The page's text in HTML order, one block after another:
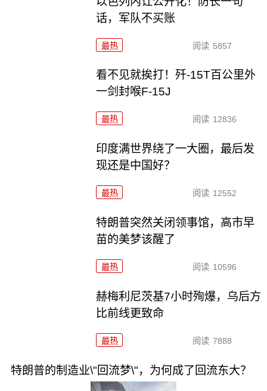
话，军队不买账
最热 阅读 5857
看不见就挨打！歼-15T百公里外
一剑封喉F-15J
最热 阅读 12836
印度满世界绕了一大圈，最后发
现还是中国好？
最热 阅读 12552
特朗普突然关闭领事馆，高市早
苗的美梦该醒了
最热 阅读 10596
赫梅利尼茨基7小时殉爆，乌后方
比前线更致命
最热 阅读 7888
特朗普的制造业\"回流梦\"，为何成了回流东大？